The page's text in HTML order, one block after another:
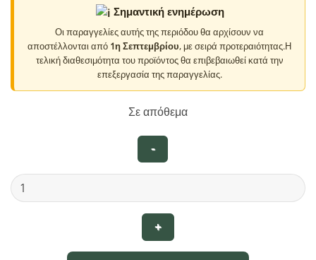
Σημαντική ενημέρωση
Οι παραγγελίες αυτής της περιόδου θα αρχίσουν να
αποστέλλονται από 1η Σεπτεμβρίου, με σειρά προτεραιότητας.Η
τελική διαθεσιμότητα του προϊόντος θα επιβεβαιωθεί κατά την
επεξεργασία της παραγγελίας.
Σε απόθεμα
Φίλτρο
κεφαλής